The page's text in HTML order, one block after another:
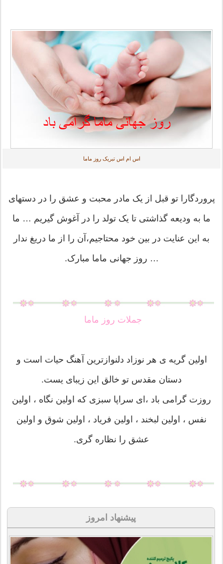
اس ام اس تبریک روز ماما
پروردگارا تو قبل از یک مادر محبت و عشق را در دستهای
ما به ودیعه گذاشتی تا یک تولد را در آغوش گیریم … ما
به این عنایت در بین خود محتاجیم،آن را از ما دریغ ندار
… روز جهانی ماما مبارک.
جملات روز ماما
اولین گریه ی هر نوزاد دلنوازترین آهنگ حیات است و
دستان مقدس تو خالق این زیبای یست.
روزت گرامی باد ،ای سراپا سبزی که اولین نگاه ، اولین
نفس ، اولین لبخند ، اولین فریاد ، اولین شوق و اولین
عشق را نظاره گری.
پیشنهاد امروز